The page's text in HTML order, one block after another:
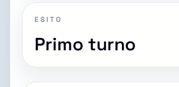
ESITO
Primo turno